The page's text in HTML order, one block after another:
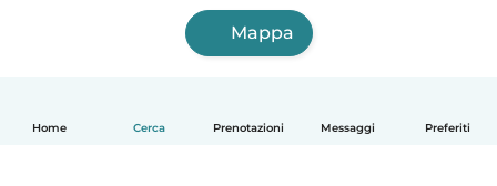
Home Cerca Prenotazioni Messaggi Preferiti
Mappa